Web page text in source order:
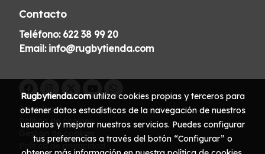
Contacto
Teléfono: 622 38 99 20
Email: info@rugbytienda.com
Aviso legal
Política de cookies
Gestión de cookies
Política de privacidad
Rugbytienda.comutiliza cookies propias y terceros para
obtener datos estadísticos de la navegación de nuestros
usuarios y mejorar nuestros servicios. Puedes configurar
tus preferencias a través del botón “Configurar” o